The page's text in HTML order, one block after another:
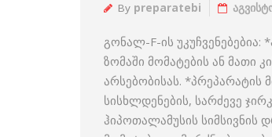
By preparatebi
გონალ-F-ის უკუჩვენებებია:
ზომაში მომატების ან მათი
არსებობისას.
სისხლდენების, სარძევე
ჰიპოთალამუსის სიმსივნის